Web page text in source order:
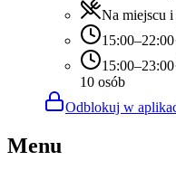
Na miejscu
15:00–22:00
15:00–23:00
10 osób
Odblokuj w
Menu